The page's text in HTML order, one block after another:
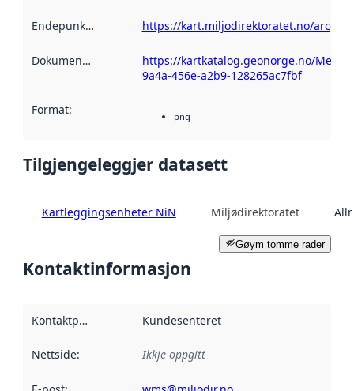
Endepunktskildring https://kart.miljodirektoratet.no/arcgis/
Dokumentasjon
https://kartkatalog.geonorge.no/
9a4a-456e-a2b9-128265ac7fbf
Format: png
Tilgjengeleggjer datasett
Kartleggingsenheter NiN Miljødirektoratet
Gøym tomme rader
Kontaktinformasjon
Kontaktpunkt Kundesenteret
Nettside: Ikkje oppgitt